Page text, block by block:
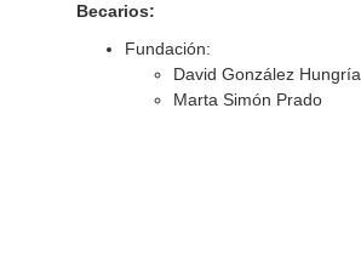
Becarios:
Fundación:
David González Hungría
Marta Simón Prado